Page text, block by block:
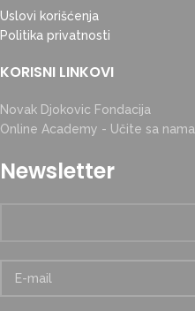
Uslovi korišćenja
Politika privatnosti
KORISNI LINKOVI
Novak Djokovic Fondacija
Online Academy - Učite sa nama
Newsletter